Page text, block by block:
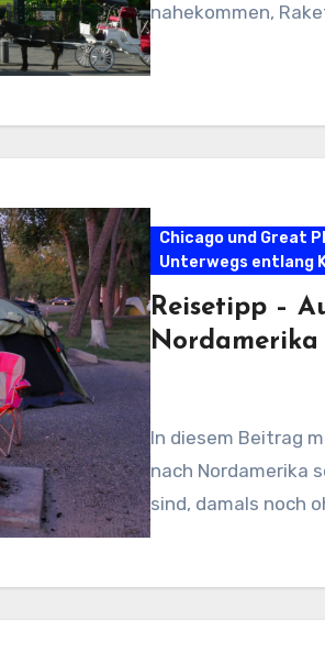
nahekommen,
Chicago und Great
Unterwegs entlang
Reisetipp –
Nordamerika
In diesem Beitrag
nach Nordamerika
sind, damals noch